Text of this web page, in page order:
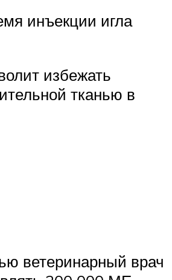
инъекции игла
избежать
тканью в
ветеринарный врач